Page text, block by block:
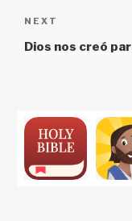
Next
Post
NEXT
Dios nos creó